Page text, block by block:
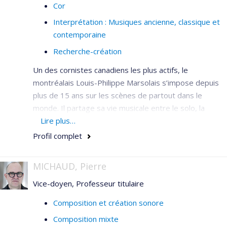
Cor
Interprétation : Musiques ancienne, classique et
contemporaine
Recherche-création
Un des cornistes canadiens les plus actifs, le
montréalais Louis-Philippe Marsolais s’impose depuis
plus de 15 ans sur les scènes de partout dans le
monde. Il partage sa vie musicale entre le solo, la
musique de chambre et l’orchestre.
Sa carrière de soliste démarre lorsqu’il devient, en
l’ARD de Munich. Ces prix s’ajoutent à la longue liste de
internationaux de Genève, Trévoux et Rovereto.
Depuis, il s’est produit comme concertiste avec
plusieurs orchestres au Canada et aux États-Unis et à
Lire plus…
Profil complet
MICHAUD, Pierre
Vice-doyen, Professeur titulaire
Composition et création sonore
Composition mixte